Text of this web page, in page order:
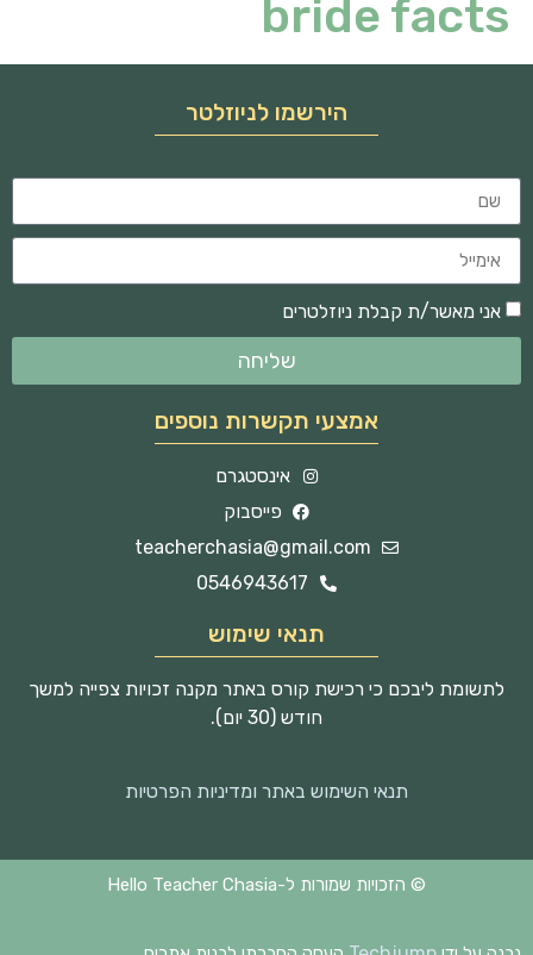
bride facts
הירשמו לניוזלטר
אני מאשר/ת קבלת ניוזלטרים
שליחה
אמצעי תקשרות נוספים
אינסטגרם
פייסבוק
teacherchasia@gmail.com
0546943617
תנאי שימוש
לתשומת ליבכם כי רכישת קורס באתר מקנה זכויות צפייה למשך
חודש (30 יום).
תנאי השימוש באתר ומדיניות הפרטיות
© הזכויות שמורות ל-Hello Teacher Chasia